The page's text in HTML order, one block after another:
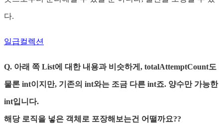
다.
일급컬렉션
Q. 아래 쪽 List에 대한 내용과 비슷하게, totalAttemptCount도
물론 int이지만, 기존의 int와는 조금 다른 int죠. 양수만 가능한
int입니다.
해당 로직을 넣은 객체로 포장해보는건 어떨까요??